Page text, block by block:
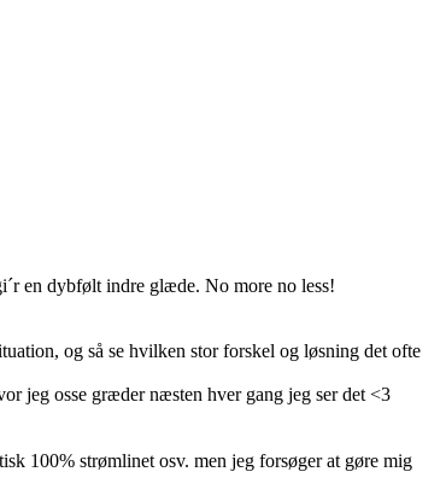
en dybfølt indre glæde. No more no less!
og så se hvilken stor forskel og løsning det ofte
jeg osse græder næsten hver gang jeg ser det <3
100% strømlinet osv. men jeg forsøger at gøre mig